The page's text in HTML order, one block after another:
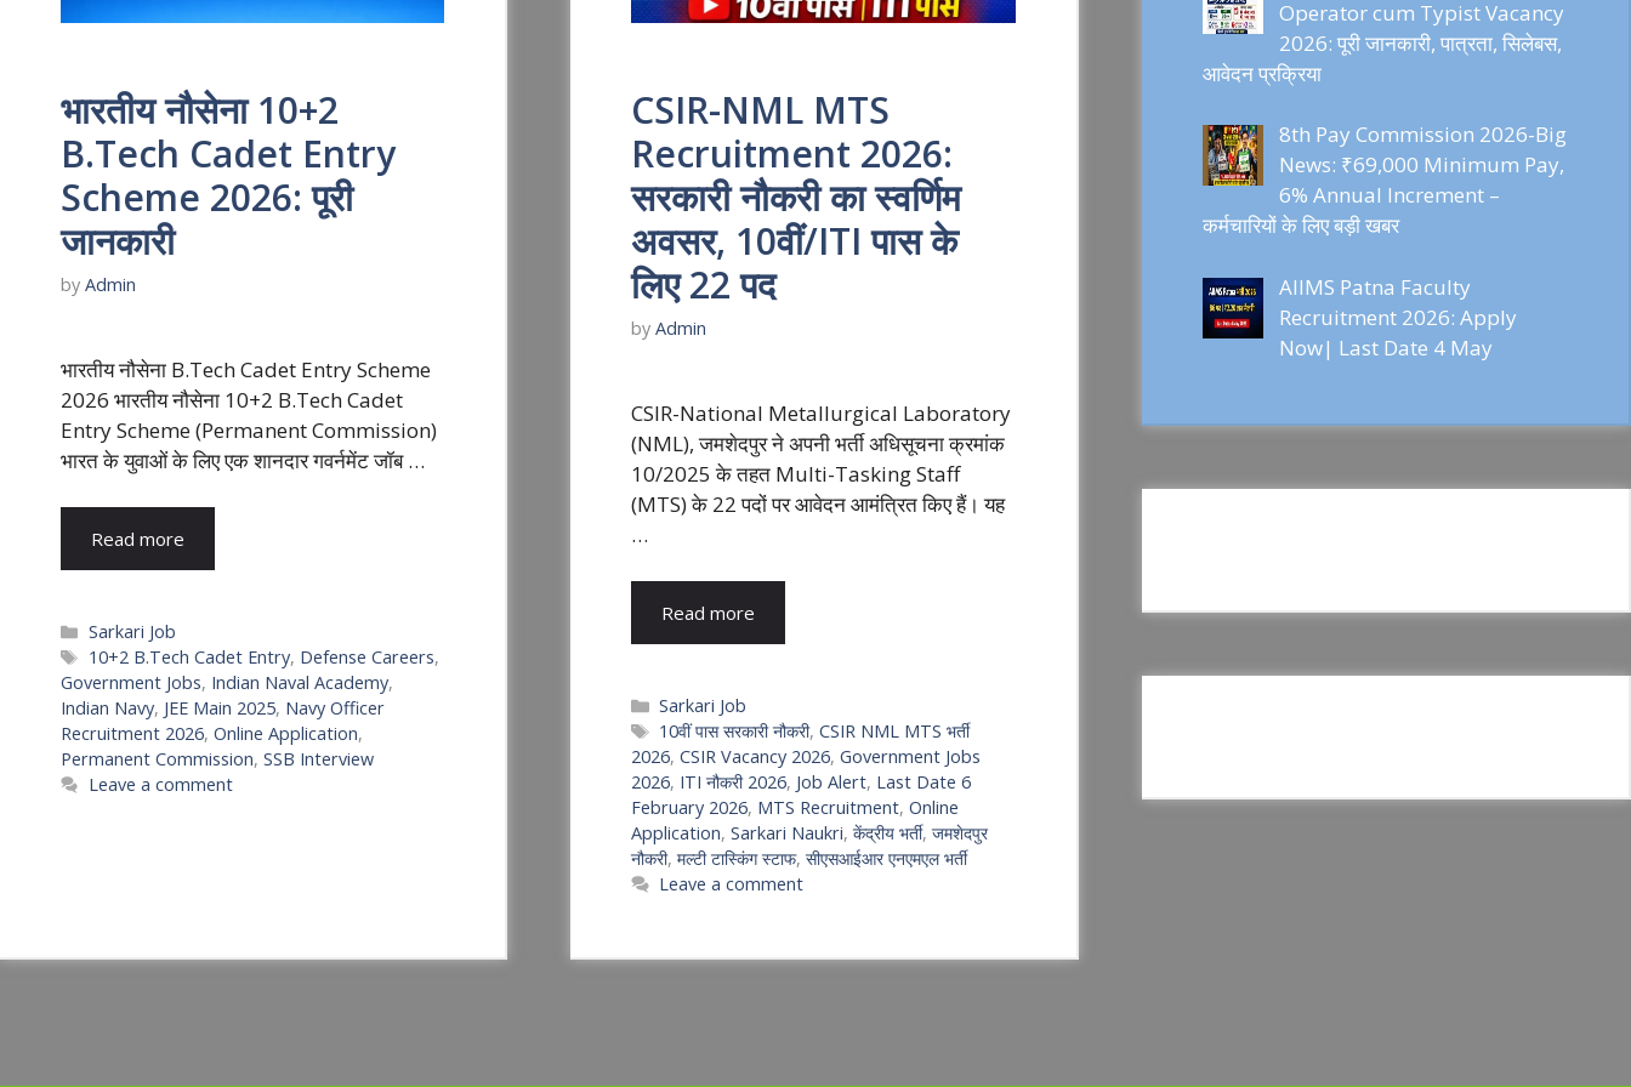
भारतीय नौसेना 10+2
B.Tech Cadet Entry
Scheme 2026: पूरी
जानकारी
by Admin
भारतीय नौसेना B.Tech Cadet Entry Scheme
2026 भारतीय नौसेना 10+2 B.Tech Cadet
Entry Scheme (Permanent Commission)
भारत के युवाओं के लिए एक शानदार गवर्नमेंट जॉब …
Read more
Categories
Sarkari Job
Tags
10+2 B.Tech Cadet Entry, Defense Careers,
Government Jobs, Indian Naval Academy,
Indian Navy, JEE Main 2025, Navy Officer
Recruitment 2026, Online Application,
Permanent Commission, SSB Interview
Leave a comment
CSIR-NML MTS
Recruitment 2026:
सरकारी नौकरी का स्वर्णिम
अवसर, 10वीं/ITI पास के
लिए 22 पद
byAdmin
CSIR-National Metallurgical Laboratory
(NML), जमशेदपुर ने अपनी भर्ती अधिसूचना क्रमांक
10/2025 के तहत Multi-Tasking Staff
(MTS) के 22 पदों पर आवेदन आमंत्रित किए हैं। यह
…
Read more
Categories
Sarkari Job
Tags
10वीं पास सरकारी नौकरी,CSIR NML MTS भर्ती
2026,CSIR Vacancy 2026,Government Jobs
2026, ITI नौकरी 2026, Job Alert, Last Date 6
February 2026, MTS Recruitment,Online
Application,Sarkari Naukri,केंद्रीय भर्ती,जमशेदपुर
नौकरी,मल्टी टास्किंग स्टाफ,सीएसआईआर एनएमएल भर्ती
Leave a comment
Operator cum Typist Vacancy
2026: पूरी जानकारी, पात्रता, सिलेबस,
आवेदन प्रक्रिया
8th Pay Commission 2026-Big
News: ₹69,000 Minimum Pay,
6% Annual Increment –
कर्मचारियों के लिए बड़ी खबर
AIIMS Patna Faculty
Recruitment 2026: Apply
Now| Last Date 4 May